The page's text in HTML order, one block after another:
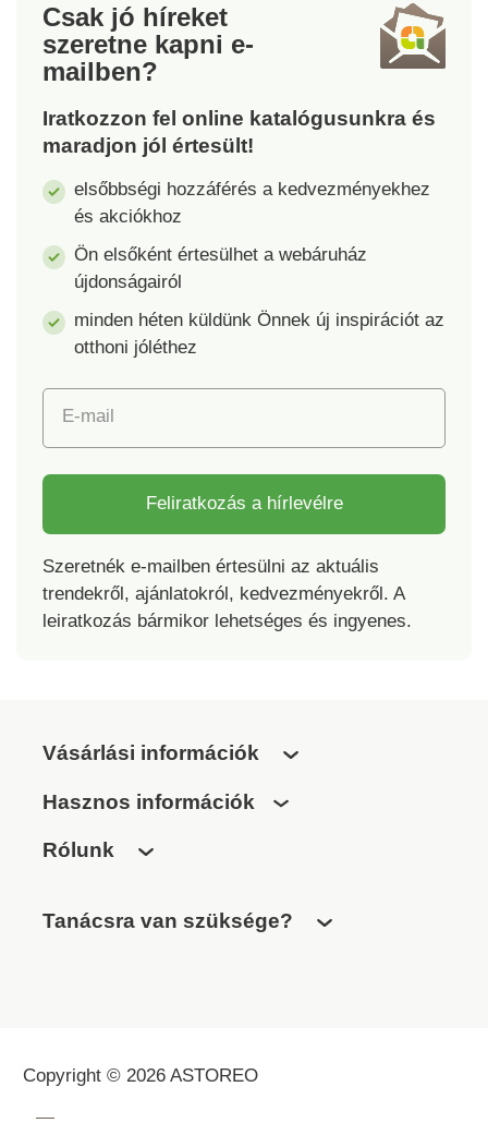
Csak jó híreket
szeretne kapni e-
mailben?
Iratkozzon fel online katalógusunkra és
maradjon jól értesült!
elsőbbségi hozzáférés a kedvezményekhez
és akciókhoz
Ön elsőként értesülhet a webáruház
újdonságairól
minden héten küldünk Önnek új inspirációt az
otthoni jóléthez
E-mail
Feliratkozás a hírlevélre
Szeretnék e-mailben értesülni az aktuális
trendekről, ajánlatokról, kedvezményekről. A
leiratkozás bármikor lehetséges és ingyenes.
Vásárlási információk
Hasznos információk
Rólunk
Tanácsra van szüksége?
Copyright © 2026 ASTOREO